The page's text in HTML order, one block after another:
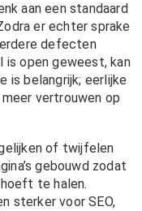
aan een standaard
er echter sprake
defecten
is open geweest, kan
is belangrijk; eerlijke
vertrouwen op
of twijfelen
gebouwd zodat
te halen.
sterker voor SEO,